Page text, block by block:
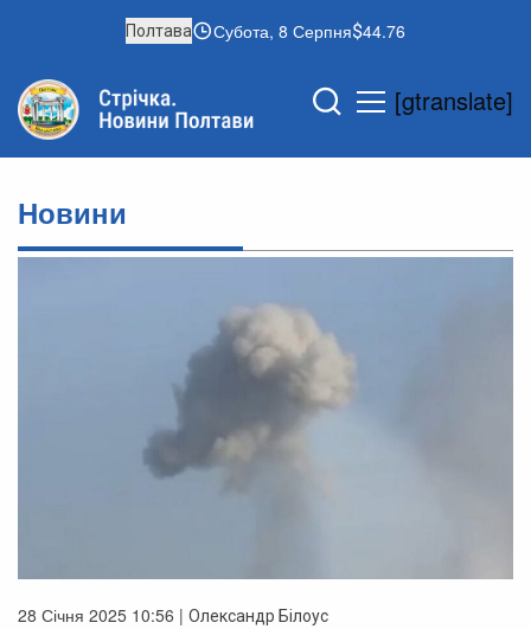
Полтава Субота, 8 Серпня 44.76
[gtranslate]
Новини
28 Січня 2025 10:56 | Олександр Білоус